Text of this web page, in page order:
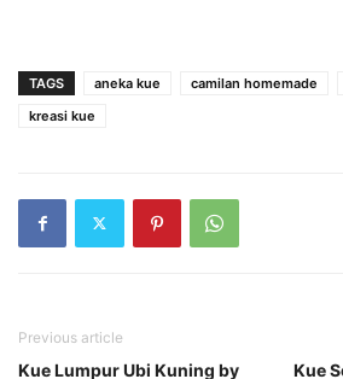
TAGS aneka kue camilan homemade
kreasi kue
Previous article
Kue Lumpur Ubi Kuning by
Kue